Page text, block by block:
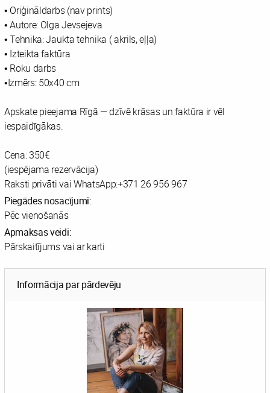
• Oriģināldarbs (nav prints)
• Autore: Olga Jevsejeva
• Tehnika: Jaukta tehnika ( akrils, eļļa)
• Izteikta faktūra
• Roku darbs
•Izmērs: 50x40 cm
Apskate pieejama Rīgā — dzīvē krāsas un faktūra ir vēl
iespaidīgākas.
Cena: 350€
(iespējama rezervācija)
Raksti privāti vai WhatsApp:+371 26 956 967
Piegādes nosacījumi:
Pēc vienošanās
Apmaksas veidi:
Pārskaitījums vai ar karti
Informācija par pārdevēju